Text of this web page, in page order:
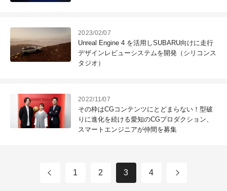
2023/02/07
Unreal Engine 4 を活用しSUBARU向けに走行
デザインレビューシステムを開発（シリコンス
タジオ）
2022/11/07
その枠はCGコンテンツにとどまらない！型破
りに進化を続ける愛知のCGプロダクション、
スマートエンジニアが仲間を募集
1 2 3 4